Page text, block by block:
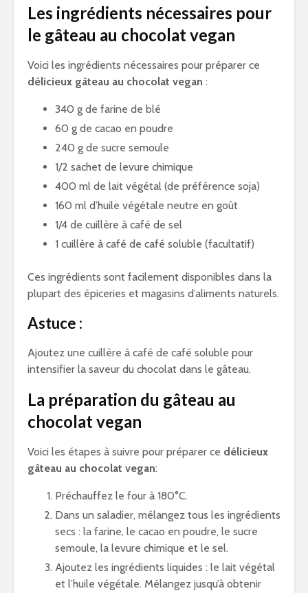
Les ingrédients nécessaires pour
le gâteau au chocolat vegan
Voici les ingrédients nécessaires pour préparer ce
délicieux gâteau au chocolat vegan :
340 g de farine de blé
60 g de cacao en poudre
240 g de sucre semoule
1/2 sachet de levure chimique
400 ml de lait végétal (de préférence soja)
160 ml d’huile végétale neutre en goût
1/4 de cuillère à café de sel
1 cuillère à café de café soluble (facultatif)
Ces ingrédients sont facilement disponibles dans la
plupart des épiceries et magasins d’aliments naturels.
Astuce :
Ajoutez une cuillère à café de café soluble pour
intensifier la saveur du chocolat dans le gâteau.
La préparation du gâteau au
chocolat vegan
Voici les étapes à suivre pour préparer ce délicieux
gâteau au chocolat vegan:
Préchauffez le four à 180°C.
Dans un saladier, mélangez tous les ingrédients
secs : la farine, le cacao en poudre, le sucre
semoule, la levure chimique et le sel.
Ajoutez les ingrédients liquides : le lait végétal
et l’huile végétale. Mélangez jusqu’à obtenir